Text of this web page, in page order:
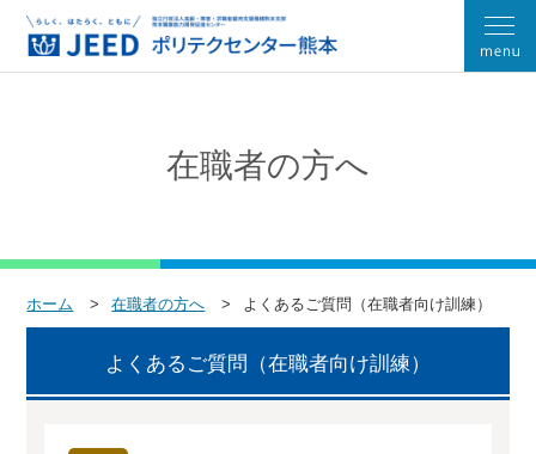
在職者の方へ
ホーム 在職者の方へ よくあるご質問（在職者向け訓練）
よくあるご質問（在職者向け訓練）